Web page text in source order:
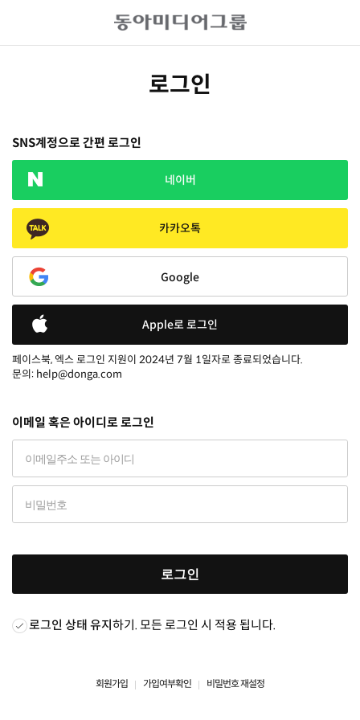
로그인
SNS계정으로 간편 로그인
네이버
카카오톡
Google
Apple로 로그인
페이스북, 엑스 로그인 지원이 2024년 7월 1일자로 종료되었습니다.
문의: help@donga.com
이메일 혹은 아이디로 로그인
로그인
로그인 상태 유지하기. 모든 로그인 시 적용 됩니다.
회원가입 가입여부확인 비밀번호 재설정